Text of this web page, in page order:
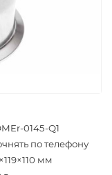
0145-Q1
по телефону
мм